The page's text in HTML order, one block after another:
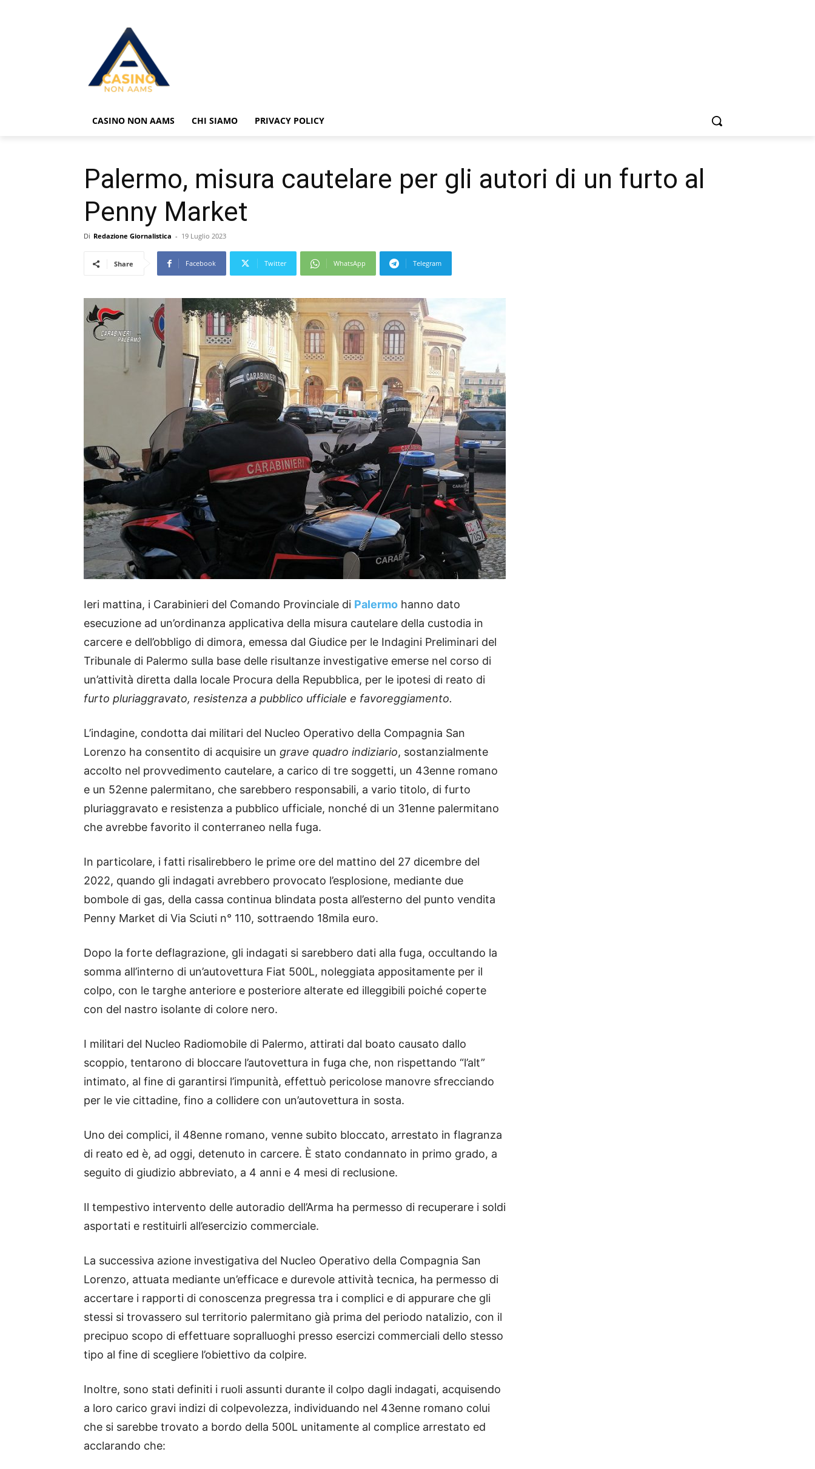
CASINO NON AAMS CHI SIAMO PRIVACY POLICY
Palermo, misura cautelare per gli autori di un furto al
Penny Market
Di Redazione Giornalistica - 19 Luglio 2023
Share Facebook Twitter WhatsApp Telegram
Ieri mattina, i Carabinieri del Comando Provinciale di Palermo hanno dato
esecuzione ad un’ordinanza applicativa della misura cautelare della custodia in
carcere e dell’obbligo di dimora, emessa dal Giudice per le Indagini Preliminari del
Tribunale di Palermo sulla base delle risultanze investigative emerse nel corso di
un’attività diretta dalla locale Procura della Repubblica, per le ipotesi di reato di
furto pluriaggravato, resistenza a pubblico ufficiale e favoreggiamento.
L’indagine, condotta dai militari del Nucleo Operativo della Compagnia San
Lorenzo ha consentito di acquisire un grave quadro indiziario, sostanzialmente
accolto nel provvedimento cautelare, a carico di tre soggetti, un 43enne romano
e un 52enne palermitano, che sarebbero responsabili, a vario titolo, di furto
pluriaggravato e resistenza a pubblico ufficiale, nonché di un 31enne palermitano
che avrebbe favorito il conterraneo nella fuga.
In particolare, i fatti risalirebbero le prime ore del mattino del 27 dicembre del
2022, quando gli indagati avrebbero provocato l’esplosione, mediante due
bombole di gas, della cassa continua blindata posta all’esterno del punto vendita
Penny Market di Via Sciuti n° 110, sottraendo 18mila euro.
Dopo la forte deflagrazione, gli indagati si sarebbero dati alla fuga, occultando la
somma all’interno di un’autovettura Fiat 500L, noleggiata appositamente per il
colpo, con le targhe anteriore e posteriore alterate ed illeggibili poiché coperte
con del nastro isolante di colore nero.
I militari del Nucleo Radiomobile di Palermo, attirati dal boato causato dallo
scoppio, tentarono di bloccare l’autovettura in fuga che, non rispettando “l’alt”
intimato, al fine di garantirsi l’impunità, effettuò pericolose manovre sfrecciando
per le vie cittadine, fino a collidere con un’autovettura in sosta.
Uno dei complici, il 48enne romano, venne subito bloccato, arrestato in flagranza
di reato ed è, ad oggi, detenuto in carcere. È stato condannato in primo grado, a
seguito di giudizio abbreviato, a 4 anni e 4 mesi di reclusione.
Il tempestivo intervento delle autoradio dell’Arma ha permesso di recuperare i soldi
asportati e restituirli all’esercizio commerciale.
La successiva azione investigativa del Nucleo Operativo della Compagnia San
Lorenzo, attuata mediante un’efficace e durevole attività tecnica, ha permesso di
accertare i rapporti di conoscenza pregressa tra i complici e di appurare che gli
stessi si trovassero sul territorio palermitano già prima del periodo natalizio, con il
precipuo scopo di effettuare sopralluoghi presso esercizi commerciali dello stesso
tipo al fine di scegliere l’obiettivo da colpire.
Inoltre, sono stati definiti i ruoli assunti durante il colpo dagli indagati, acquisendo
a loro carico gravi indizi di colpevolezza, individuando nel 43enne romano colui
che si sarebbe trovato a bordo della 500L unitamente al complice arrestato ed
acclarando che: